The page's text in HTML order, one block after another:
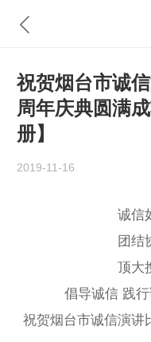
祝贺烟台市诚
周年庆典圆满
册】
2019-11-16
诚信
团结
顶大
倡导诚信 践
祝贺烟台市诚信演讲